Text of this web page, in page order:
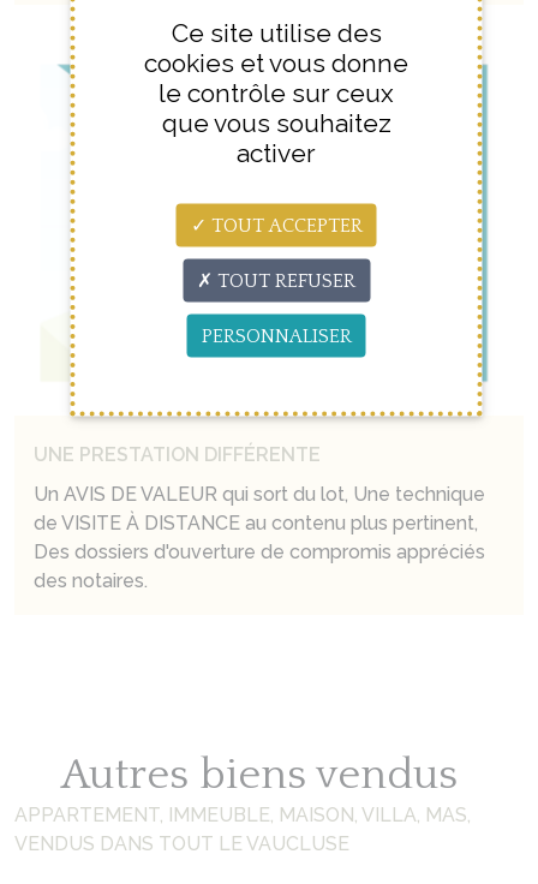
UNE PRESTATION DIFFÉRENTE
Un AVIS DE VALEUR qui sort du lot, Une technique
de VISITE À DISTANCE au contenu plus pertinent,
Des dossiers d'ouverture de compromis appréciés
des notaires.
Autres biens vendus
APPARTEMENT, IMMEUBLE, MAISON, VILLA, MAS,
VENDUS DANS TOUT LE VAUCLUSE
Ce site utilise des
cookies et vous donne
le contrôle sur ceux
que vous souhaitez
activer
TOUT ACCEPTER
TOUT REFUSER
PERSONNALISER